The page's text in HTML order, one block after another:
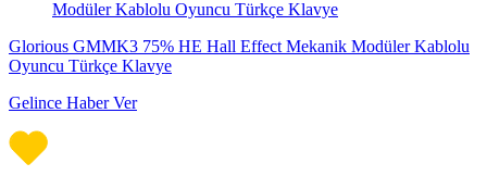
Glorious GMMK3 75% HE Hall Effect Mekanik Modüler Kablolu
Oyuncu Türkçe Klavye
Gelince Haber Ver